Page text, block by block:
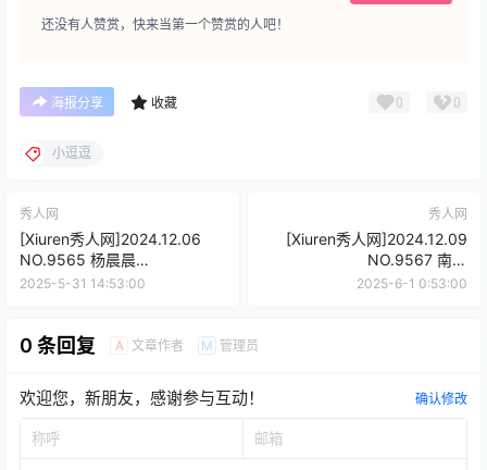
还没有人赞赏，快来当第一个赞赏的人吧！
海报分享 收藏 0 0
小逗逗
秀人网
[Xiuren秀人网]2024.12.06
NO.9565 杨晨晨
Yome[80+1P/669MB]
2025-5-31 14:53:00
秀人网
[Xiuren秀人网]2024.12.09
NO.9567 南乔
[90+1P/747MB]
2025-6-1 0:53:00
0 条回复 A 文章作者 M 管理员
欢迎您，新朋友，感谢参与互动！ 确认修改